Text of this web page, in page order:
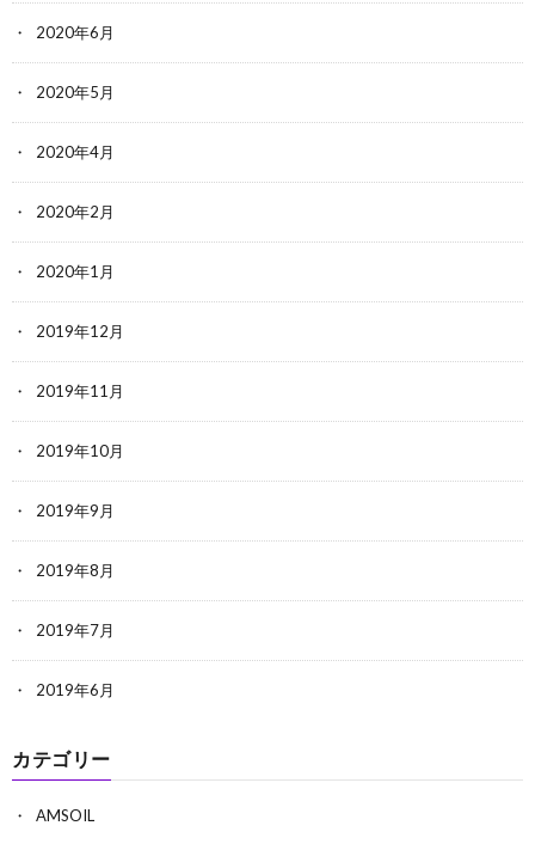
2020年6月
2020年5月
2020年4月
2020年2月
2020年1月
2019年12月
2019年11月
2019年10月
2019年9月
2019年8月
2019年7月
2019年6月
カテゴリー
AMSOIL